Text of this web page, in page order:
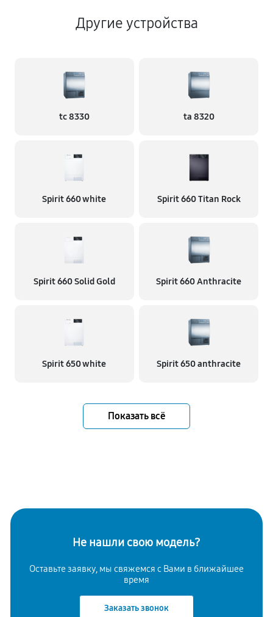
Другие устройства
tc 8330 ta 8320
Spirit 660 white Spirit 660 Titan Rock
Spirit 660 Solid Gold Spirit 660 Anthracite
Spirit 650 white Spirit 650 anthracite
Показать всё
Не нашли свою модель?
Оставьте заявку, мы свяжемся с Вами в ближайшее
время
Заказать звонок